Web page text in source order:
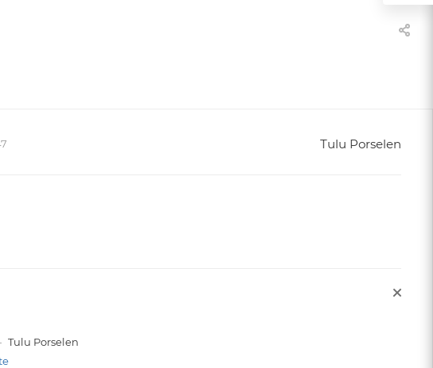
Tulu Porselen
Tulu Porselen